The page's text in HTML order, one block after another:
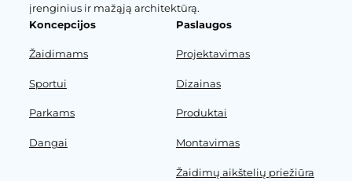
įrenginius ir mažąją architektūrą.
Koncepcijos
Žaidimams
Sportui
Parkams
Dangai
Paslaugos
Projektavimas
Dizainas
Produktai
Montavimas
Žaidimų aikštelių priežiūra